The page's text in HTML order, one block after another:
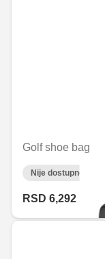
Golf shoe bag
Nije dostupno on-
RSD 6,292